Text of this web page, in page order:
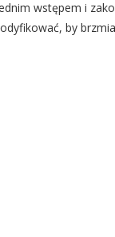
wstępem i
by